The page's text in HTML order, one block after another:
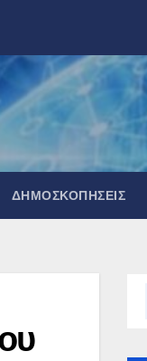
ΔΗΜΟΣΚΟΠΉΣΕΙΣ